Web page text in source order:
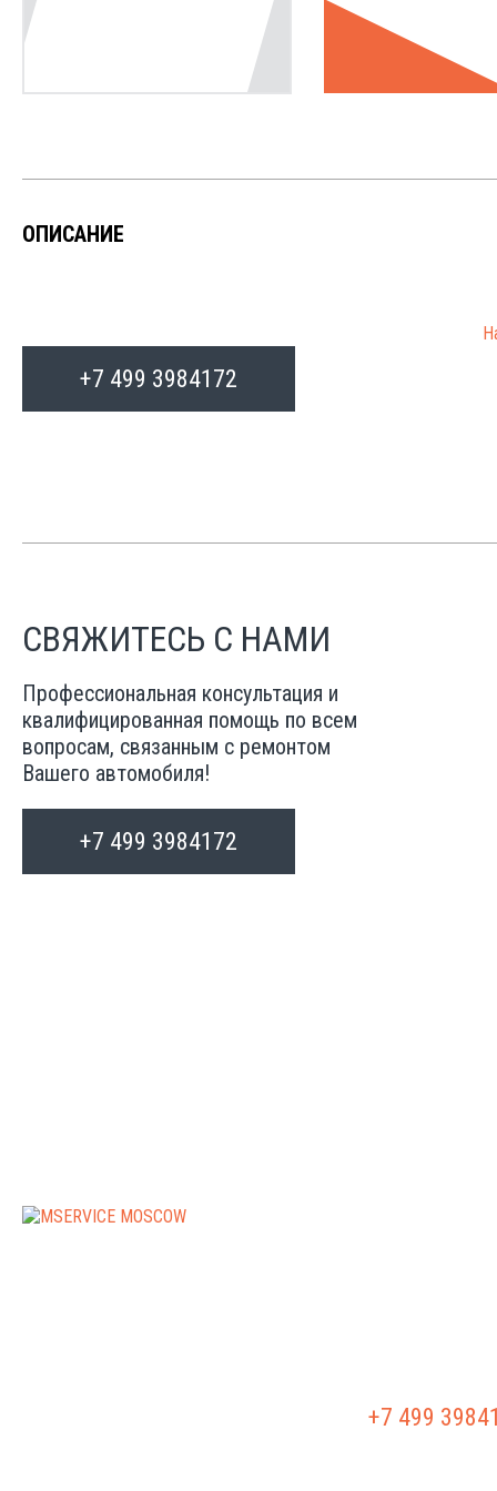
ОПИСАНИЕ
+7 499 3984172
СВЯЖИТЕСЬ С НАМИ
Профессиональная консультация и
квалифицированная помощь по всем
вопросам, связанным с ремонтом
Вашего автомобиля!
+7 499 3984172
+7 499